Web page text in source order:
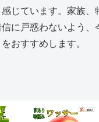
じています。家族、
に戸惑わないよう、
おすすめします。